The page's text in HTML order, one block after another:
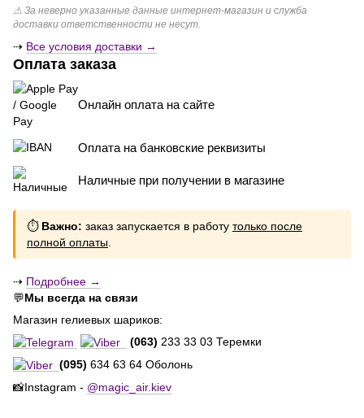
⚠ За неверно указанные данные интернет-магазин и служба
доставки ответственности не несут.
⇢ Все условия доставки →
Оплата заказа
Онлайн оплата на сайте
Оплата на банковские реквизиты
Наличные при получении в магазине
⏱ Важно: заказ запускается в работу только после
полной оплаты
⇢ Подробнее →
💬Мы всегда на связи
Магазин гелиевых шариков:
(063) 233 33 03 Теремки
(095) 634 63 64 Оболонь
📸Instagram - @magic_air.kiev